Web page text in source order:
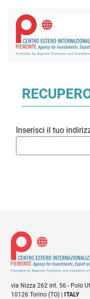
Inserisci il tuo
via Nizza 262 int. 56 - Polo
10126 Torino (TO) |
ITALY